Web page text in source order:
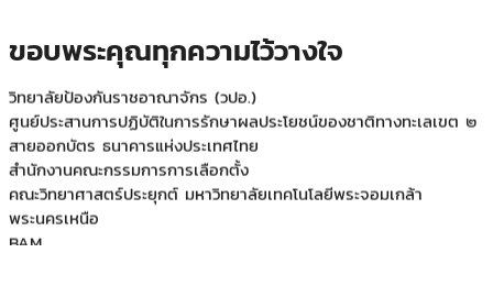
ขอบพระคุณทุกความไว้วางใจ
ภาควิขาสูติ-นริเวชวิทยา โรงพยาบาลศิริราช
มหาวิทยาลัยเทคโนโลยราชมงคลตะวันออก วิทยาเขตบางพระ
ศูนย์ประสานการปฏิบัติในการรักษาผลประโยชน์ของชาติทางทะเลเขต ๒
สายออกบัตร ธนาคารแห่งประเทศไทย
สำนักงานคณะกรรมการการเลือกตั้ง
คณะวิทยาศาสตร์ประยุกต์ มหาวิทยาลัยเทคโนโลยีพระจอมเกล้า
พระนครเหนือ
BAM
คณะทันตแพทยศาสตร์ จุฬาลงกรณ์มหาวิทยาลัย